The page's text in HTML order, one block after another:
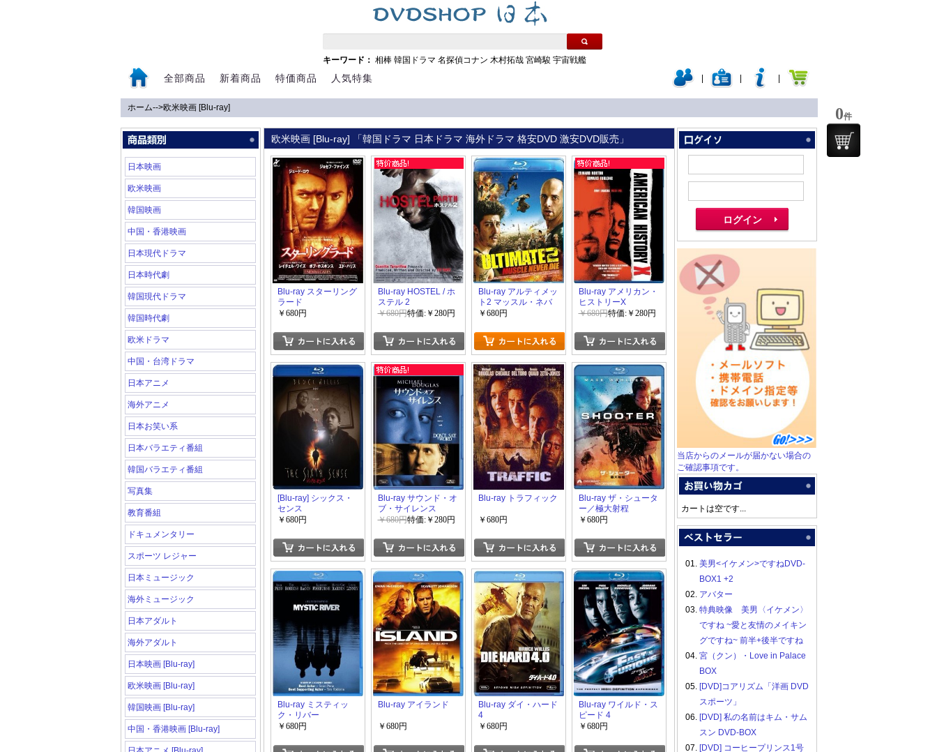
キーワード： 相棒 韓国ドラマ 名探偵コナン 木村拓哉 宮崎駿 宇宙戦艦
全部商品 新着商品 特価商品 人気特集
ホーム-->欧米映画 [Blu-ray]
日本映画
欧米映画
韓国映画
中国・香港映画
日本現代ドラマ
日本時代劇
韓国現代ドラマ
韓国時代劇
欧米ドラマ
中国・台湾ドラマ
日本アニメ
海外アニメ
日本お笑い系
日本バラエティ番組
韓国バラエティ番組
写真集
教育番組
ドキュメンタリー
スポーツ レジャー
日本ミュージック
海外ミュージック
日本アダルト
海外アダルト
日本映画 [Blu-ray]
欧米映画 [Blu-ray]
韓国映画 [Blu-ray]
中国・香港映画 [Blu-ray]
欧米映画 [Blu-ray] 「韓国ドラマ 日本ドラマ 海外ドラマ 格安DVD 激安DVD販売」
Blu-ray スターリング
ラード
￥680円
Blu-ray HOSTEL / ホ
ステル 2
￥680円特価:￥280円
Blu-ray アルティメッ
ト2 マッスル・ネバ
ー・ダイ
￥680円
Blu-ray アメリカン・
ヒストリーX
￥680円特価:￥280円
[Blu-ray] シックス・
センス
￥680円
Blu-ray サウンド・オ
ブ・サイレンス
￥680円特価:￥280円
Blu-ray トラフィック
￥680円
Blu-ray ザ・シュータ
ー／極大射程
￥680円
Blu-ray ミスティッ
ク・リバー
￥680円
Blu-ray アイランド
￥680円
Blu-ray ダイ・ハード
4
￥680円
Blu-ray ワイルド・ス
ピード 4
￥680円
当店からのメールが届かない場合の
ご確認事項です。
カートは空です...
01. 美男<イケメン>ですねDVD-
BOX1 +2
02. アバター
03. 特典映像 美男〈イケメン〉
ですね ~愛と友情のメイキン
グですね~ 前半+後半ですね
04. 宮（クン）・Love in Palace
BOX
05. [DVD]コアリズム「洋画 DVD
スポーツ」
06. [DVD] 私の名前はキム・サム
スン DVD-BOX
07. [DVD] コーヒープリンス1号
0件
0